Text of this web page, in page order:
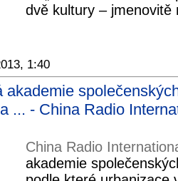
dvě kultury – jmenovitě
1:40
akademie
... - China Radio
China Radio
akademie